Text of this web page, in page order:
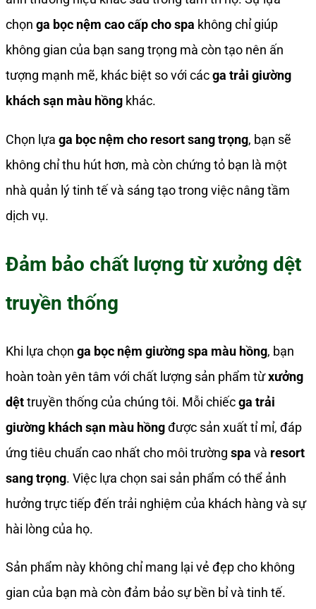
chọn ga bọc nệm cao cấp cho spa không chỉ giúp
không gian của bạn sang trọng mà còn tạo nên ấn
tượng mạnh mẽ, khác biệt so với cácga trải giường
khách sạn màu hồng khác.
Chọn lựa ga bọc nệm cho resort sang trọng, bạn sẽ
không chỉ thu hút hơn, mà còn chứng tỏ bạn là một
nhà quản lý tinh tế và sáng tạo trong việc nâng tầm
dịch vụ.
Đảm bảo chất lượng từ xưởng dệt
truyền thống
Khi lựa chọn ga bọc nệm giường spa màu hồng, bạn
hoàn toàn yên tâm với chất lượng sản phẩm từxưởng
dệttruyền thống của chúng tôi. Mỗi chiếcga trải
giường khách sạn màu hồngđược sản xuất tỉ mỉ, đáp
ứng tiêu chuẩn cao nhất cho môi trường spa và resort
sang trọng. Việc lựa chọn sai sản phẩm có thể ảnh
hưởng trực tiếp đến trải nghiệm của khách hàng và sự
hài lòng của họ.
Sản phẩm này không chỉ mang lại vẻ đẹp cho không
gian của bạn mà còn đảm bảo sự bền bỉ và tinh tế.